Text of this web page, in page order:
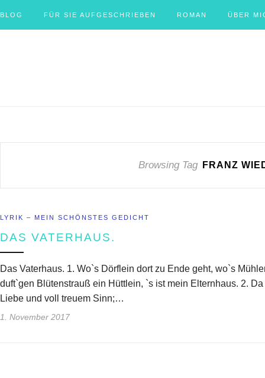
BLOG FÜR SIE AUFGESCHRIEBEN ROMAN ÜBER
Browsing Tag FRANZ
LYRIK – MEIN SCHÖNSTES GEDICHT
DAS VATERHAUS.
Das Vaterhaus. 1. Wo`s Dörflein dort zu Ende geht, wo`s
duft`gen Blütenstrauß ein Hüttlein, `s ist mein Elternhaus. 2.
Liebe und voll treuem Sinn;…
1. November 2017